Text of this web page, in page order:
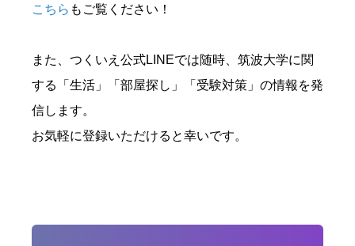
こちら もご覧ください！
また、つくいえ公式LINEでは随時、筑波大学に関
する「生活」「部屋探し」「受験対策」の情報を発
信します。
お気軽に登録いただけると幸いです。